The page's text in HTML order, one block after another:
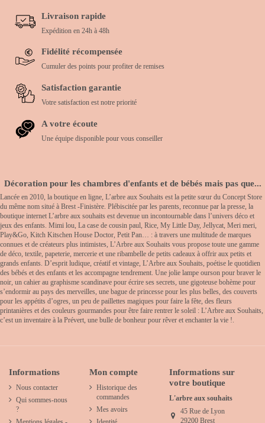
Livraison rapide
Expédition en 24h à 48h
Fidélité récompensée
Cumuler des points pour profiter de remises
Satisfaction garantie
Votre satisfaction est notre priorité
A votre écoute
Une équipe disponible pour vous conseiller
Décoration pour les chambres d'enfants et de bébés mais pas que...
Lancée en 2010, la boutique en ligne, L’arbre aux Souhaits est la petite sœur du Concept Store
du même nom situé à Brest -Finistère. Plébiscitée par les parents, reconnue par la presse, la
boutique internet L’arbre aux souhaits est devenue un incontournable dans l’univers déco et
jeux des enfants. Mimi lou, La case de cousin paul, Rice, My Little Day, Jellycat, Meri meri,
Play&Go, Kitch Kitschen House Doctor, Petit Pan… : à travers une multitude de marques
connues et de créateurs plus intimistes, L’Arbre aux Souhaits vous propose toute une gamme
de déco, textile, papeterie, mercerie et une ribambelle de petits cadeaux à offrir aux petits et
grands enfants. D’esprit ludique, créatif et vintage, L’Arbre aux Souhaits, poétise le quotidien
des bébés et des enfants et les accompagne tendrement. Une jolie lampe ourson pour braver le
noir, un cahier au graphisme scandinave pour écrire ses secrets, une gigoteuse bohème pour
s’endormir au pays des merveilles, une bague de princesse pour les plus belles, des couverts
pour les appétits d’ogres, un peu de paillettes magiques pour faire la fête, des fleurs
printanières et des couleurs gourmandes pour être faire rentrer le soleil : L’Arbre aux Souhaits,
c’est un inventaire à la Prévert, une bulle de bonheur pour rêver et enchanter la vie !.
Informations
Nous contacter
Qui sommes-nous
?
Mon compte
Historique des
commandes
Mes avoirs
Informations sur
votre boutique
L'arbre aux souhaits
45 Rue de Lyon
29200 Brest